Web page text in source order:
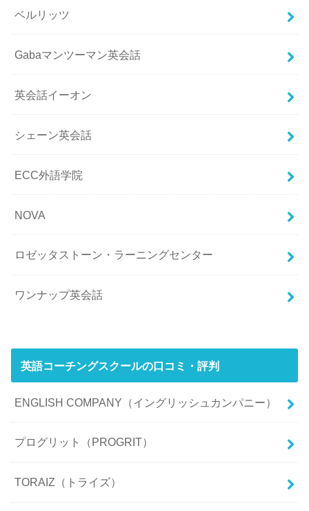
ベルリッツ
Gabaマンツーマン英会話
英会話イーオン
シェーン英会話
ECC外語学院
NOVA
ロゼッタストーン・ラーニングセンター
ワンナップ英会話
英語コーチングスクールの口コミ・評判
ENGLISH COMPANY（イングリッシュカンパニー）
プログリット（PROGRIT）
TORAIZ（トライズ）